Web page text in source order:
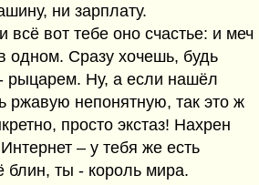
ни зарплату.
всё вот тебе оно счастье: и меч
одном. Сразу хочешь, будь
рыцарем. Ну, а если нашёл
ржавую непонятную, так это ж
просто экстаз! Нахрен
– у тебя же есть
блин, ты - король мира.